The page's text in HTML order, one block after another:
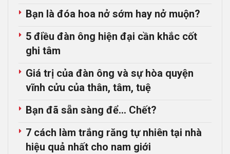
Bạn là đóa hoa nở sớm hay nở muộn?
5 điều đàn ông hiện đại cần khắc cốt
ghi tâm
Giá trị của đàn ông và sự hòa quyện
vĩnh cửu của thân, tâm, tuệ
Bạn đã sẵn sàng để… Chết?
7 cách làm trắng răng tự nhiên tại nhà
hiệu quả nhất cho nam giới